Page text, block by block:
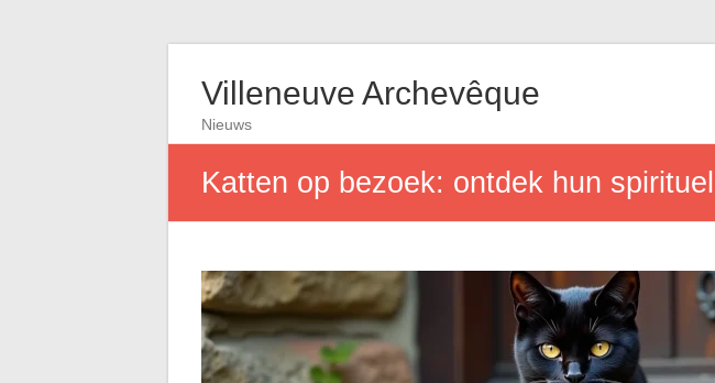
Villeneuve Archevêque
Nieuws
Katten op bezoek: ontdek hun